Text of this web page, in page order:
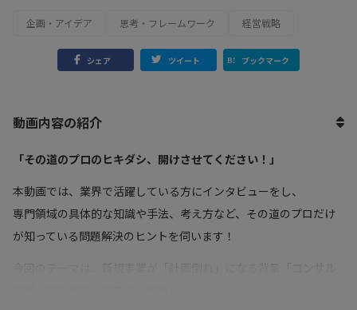
企画・アイデア 思考・フレームワーク 経営戦略
シェア ツイート ブックマーク
動画内容の紹介
「その道のプロのヒキダシ、開けさせてください！」
本動画では、業界で活躍している方にインタビューをし、
専門領域の具体的な知識や手法、考え方など、その道のプロだけ
が知っている問題解決のヒントを伺います！